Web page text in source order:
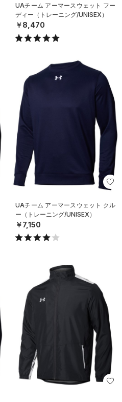
UAチーム アーマースウェット フー
ディー（トレーニング/UNISEX）
￥8,470
UAチーム アーマースウェット クル
ー（トレーニング/UNISEX）
￥7,150